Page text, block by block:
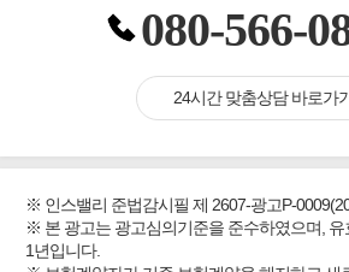
080-566-
24시간 맞춤상담 바로가
※ 인스밸리 준법감시필 제 2607-광고P-
※ 본 광고는 광고심의기준을 준수하였으며,
1년입니다.